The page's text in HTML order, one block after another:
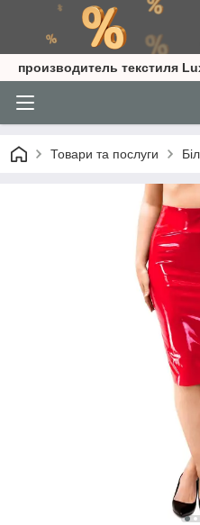
производитель текстиля
Товари та послуги